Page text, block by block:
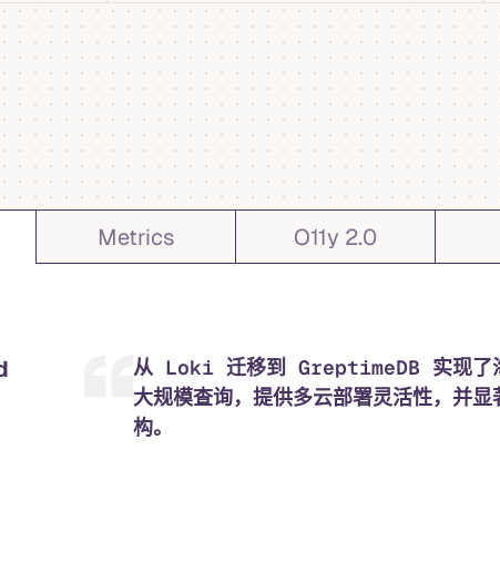
Metrics O11y 2.0
从 Loki 迁移到 GreptimeDB 实现了
大规模查询，提供多云部署灵活性，并
构。